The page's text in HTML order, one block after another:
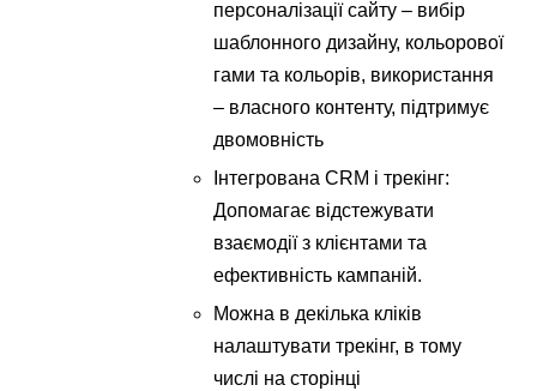
персоналізації сайту – вибір
шаблонного дизайну, кольорової
гами та кольорів, використання
– власного контенту, підтримує
двомовність
Інтегрована CRM і трекінг:
Допомагає відстежувати
взаємодії з клієнтами та
ефективність кампаній.
Можна в декілька кліків
налаштувати трекінг, в тому
числі на сторінці